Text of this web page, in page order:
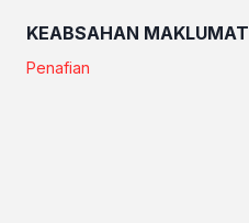
KEABSAHAN MAKLUMAT
Penafian